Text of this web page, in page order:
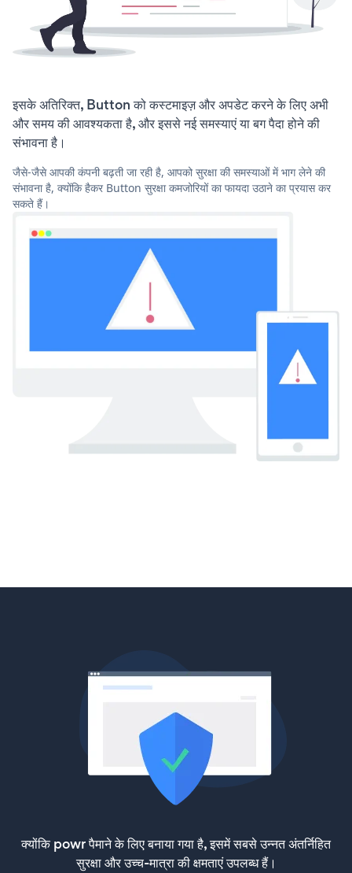
इसके अतिरिक्त, Button को कस्टमाइज़ और अपडेट करने के लिए अभी
और समय की आवश्यकता है, और इससे नई समस्याएं या बग पैदा होने की
संभावना है।
जैसे-जैसे आपकी कंपनी बढ़ती जा रही है, आपको सुरक्षा की समस्याओं में भाग लेने की
संभावना है, क्योंकि हैकर Button सुरक्षा कमजोरियों का फायदा उठाने का प्रयास कर
सकते हैं।
क्योंकि powr पैमाने के लिए बनाया गया है, इसमें सबसे उन्नत अंतर्निहित
सुरक्षा और उच्च-मात्रा की क्षमताएं उपलब्ध हैं।